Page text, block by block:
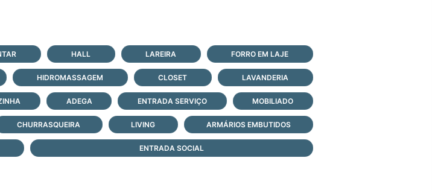
HALL LAREIRA FORRO EM LAJE
HIDROMASSAGEM CLOSET LAVANDERIA
ADEGA ENTRADA SERVIÇO MOBILIADO
CHURRASQUEIRA LIVING ARMÁRIOS EMBUTIDOS
ENTRADA SOCIAL